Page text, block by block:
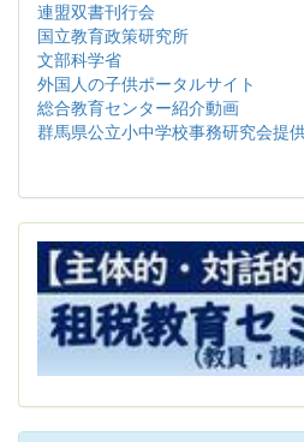
連盟双書刊行会
国立教育政策研究所
文部科学省
外国人の子供ポータルサイト
総合教育センター紹介動画
群馬県公立小中学校事務研究会提